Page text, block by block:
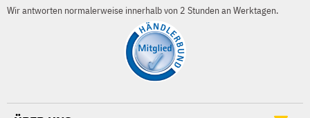
Wir antworten normalerweise innerhalb von 2 Stunden an Werktagen.